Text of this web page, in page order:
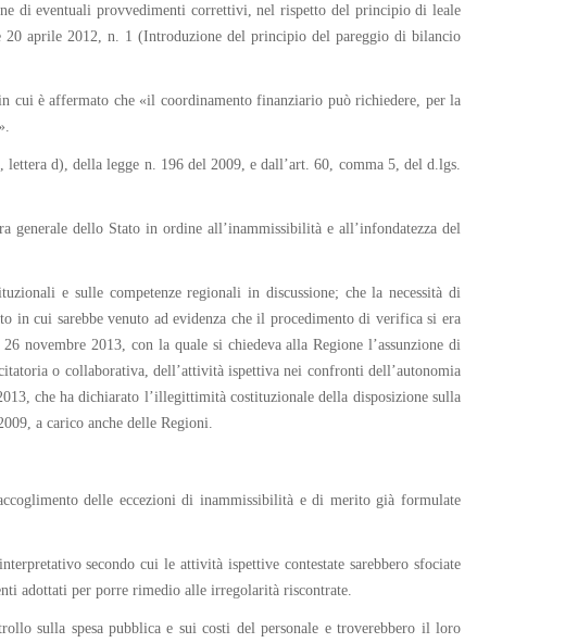
di eventuali provvedimenti correttivi, nel rispetto del principio di leale
20 aprile 2012, n. 1 (Introduzione del principio del pareggio di bilancio
cui è affermato che «il coordinamento finanziario può richiedere, per la
d), della legge n. 196 del 2009, e dall’art. 60, comma 5, del d.lgs.
dello Stato in ordine all’inammissibilità e all’infondatezza del
e sulle competenze regionali in discussione; che la necessità di
in cui sarebbe venuto ad evidenza che il procedimento di verifica si era
novembre 2013, con la quale si chiedeva alla Regione l’assunzione di
o collaborativa, dell’attività ispettiva nei confronti dell’autonomia
che ha dichiarato l’illegittimità costituzionale della disposizione sulla
a carico anche delle Regioni.
delle eccezioni di inammissibilità e di merito già formulate
secondo cui le attività ispettive contestate sarebbero sfociate
adottati per porre rimedio alle irregolarità riscontrate.
sulla spesa pubblica e sui costi del personale e troverebbero il loro